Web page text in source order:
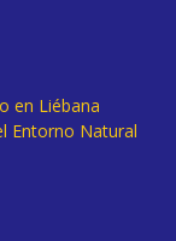
en Liébana
Entorno Natural